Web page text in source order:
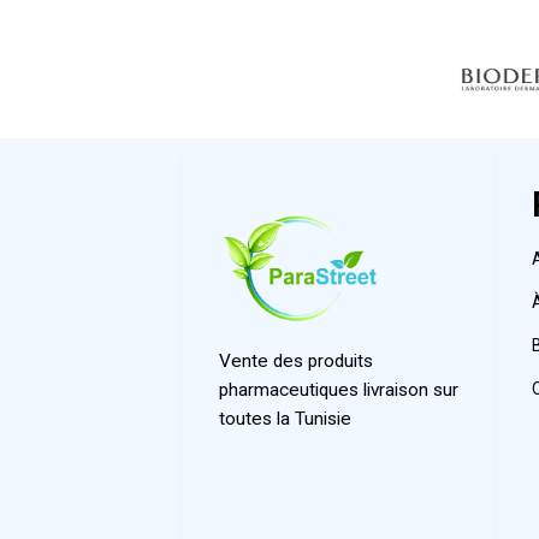
Vente des produits
pharmaceutiques livraison sur
toutes la Tunisie